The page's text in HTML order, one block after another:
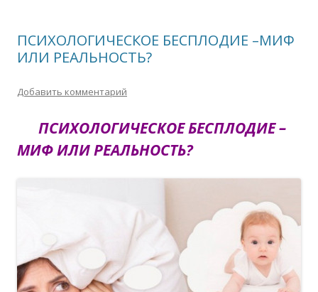
ПСИХОЛОГИЧЕСКОЕ БЕСПЛОДИЕ –МИФ
ИЛИ РЕАЛЬНОСТЬ?
Добавить комментарий
ПСИХОЛОГИЧЕСКОЕ БЕСПЛОДИЕ –
МИФ ИЛИ РЕАЛЬНОСТЬ?